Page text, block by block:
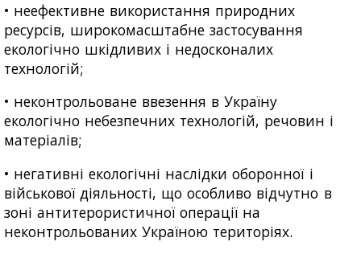
• неефективне використання природних
ресурсів, широкомасштабне застосування
екологічно шкідливих і недосконалих
технологій;
• неконтрольоване ввезення в Україну
екологічно небезпечних технологій, речовин і
матеріалів;
• негативні екологічні наслідки оборонної і
військової діяльності, що особливо відчутно в
зоні антитерористичної операції на
неконтрольованих Україною територіях.